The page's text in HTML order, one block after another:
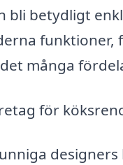
bli betydligt
många
för